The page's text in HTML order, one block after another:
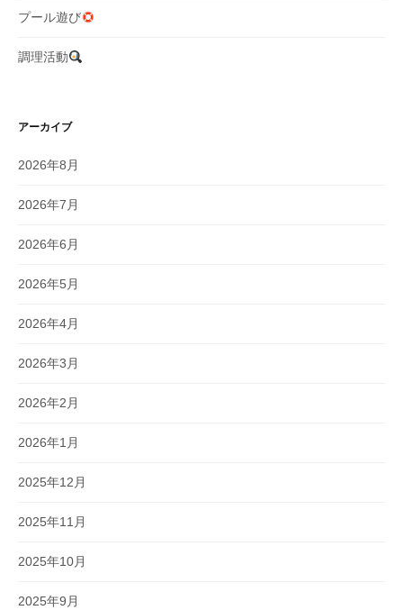
プール遊び
調理活動
アーカイブ
2026年8月
2026年7月
2026年6月
2026年5月
2026年4月
2026年3月
2026年2月
2026年1月
2025年12月
2025年11月
2025年10月
2025年9月